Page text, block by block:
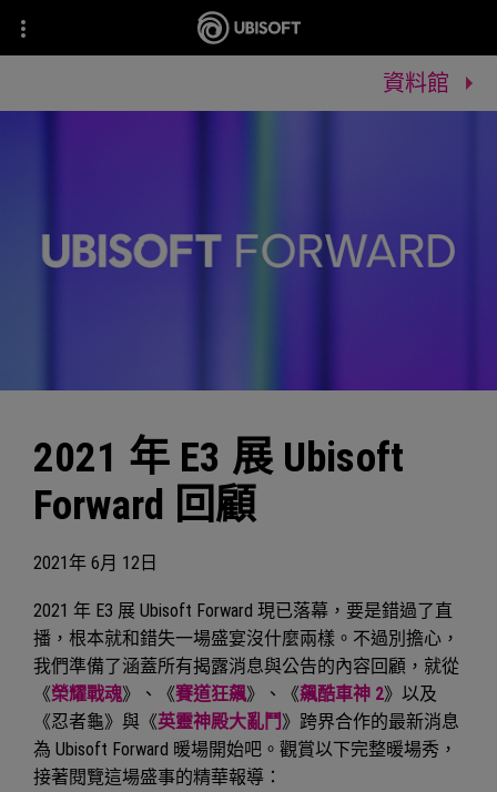
資料館
2021年 6月 12日
2021 年 E3 展 Ubisoft
Forward 回顧
2021 年 E3 展 Ubisoft Forward 現已落幕，要是錯過了直
播，根本就和錯失一場盛宴沒什麼兩樣。不過別擔心，
我們準備了涵蓋所有揭露消息與公告的內容回顧，就從
《榮耀戰魂》、《賽道狂飆》、《飆酷車神 2》以及
《忍者龜》與《英靈神殿大亂鬥》跨界合作的最新消息
為 Ubisoft Forward 暖場開始吧。觀賞以下完整暖場秀，
接著閱覽這場盛事的精華報導：